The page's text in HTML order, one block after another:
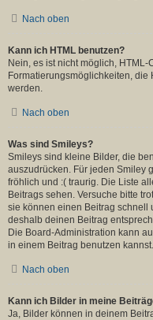
Nach oben
Kann ich HTML benutzen?
Nein, es ist nicht möglich,
Formatierungsmöglichkeiten,
werden.
Nach oben
Was sind Smileys?
Smileys sind kleine Bilder, die
auszudrücken. Für jeden Smiley
fröhlich und :( traurig. Die Liste
Beitrags sehen. Versuche bitte
sie können einen Beitrag schnell
deshalb deinen Beitrag
Die Board-Administration kann
in einem Beitrag benutzen kannst.
Nach oben
Kann ich Bilder in meine
Ja, Bilder können in deinem